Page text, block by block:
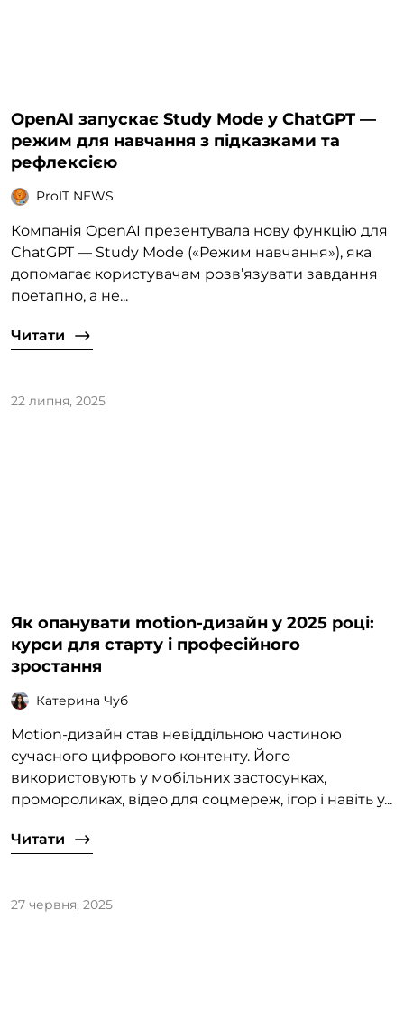
OpenAI запускає Study Mode у ChatGPT —
режим для навчання з підказками та
рефлексією
ProIT NEWS
Компанія OpenAI презентувала нову функцію для
ChatGPT — Study Mode («Режим навчання»), яка
допомагає користувачам розв’язувати завдання
поетапно, а не...
Читати
22 липня, 2025
Як опанувати motion-дизайн у 2025 році:
курси для старту і професійного
зростання
Катерина Чуб
Motion-дизайн став невіддільною частиною
сучасного цифрового контенту. Його
використовують у мобільних застосунках,
промороликах, відео для соцмереж, ігор і навіть у...
Читати
27 червня, 2025